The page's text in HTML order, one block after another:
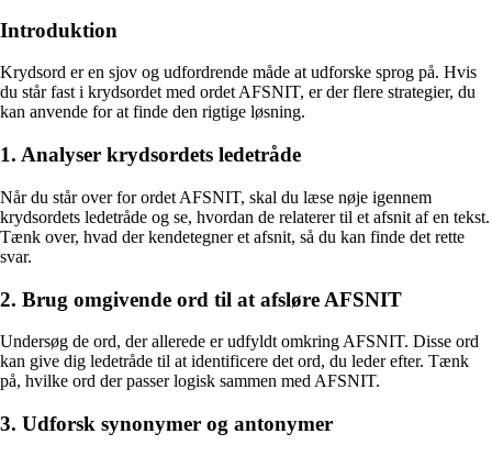
Introduktion
Krydsord er en sjov og udfordrende måde at udforske sprog på. Hvis
du står fast i krydsordet med ordet AFSNIT, er der flere strategier, du
kan anvende for at finde den rigtige løsning.
1. Analyser krydsordets ledetråde
Når du står over for ordet AFSNIT, skal du læse nøje igennem
krydsordets ledetråde og se, hvordan de relaterer til et afsnit af en tekst.
Tænk over, hvad der kendetegner et afsnit, så du kan finde det rette
svar.
2. Brug omgivende ord til at afsløre AFSNIT
Undersøg de ord, der allerede er udfyldt omkring AFSNIT. Disse ord
kan give dig ledetråde til at identificere det ord, du leder efter. Tænk
på, hvilke ord der passer logisk sammen med AFSNIT.
3. Udforsk synonymer og antonymer